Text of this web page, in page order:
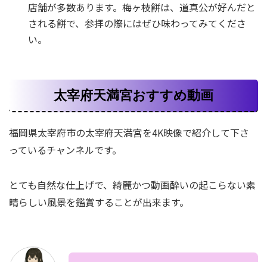
店舗が多数あります。梅ヶ枝餅は、道真公が好んだと
される餅で、参拝の際にはぜひ味わってみてくださ
い。
太宰府天満宮おすすめ動画
福岡県太宰府市の太宰府天満宮を4K映像で紹介して下さ
っているチャンネルです。
とても自然な仕上げで、綺麗かつ動画酔いの起こらない素
晴らしい風景を鑑賞することが出来ます。